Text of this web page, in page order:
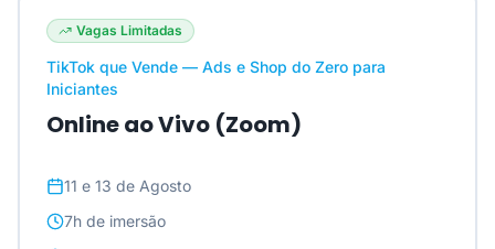
Vagas Limitadas
TikTok que Vende — Ads e Shop do Zero para
Iniciantes
Online ao Vivo (Zoom)
11 e 13 de Agosto
7h de imersão